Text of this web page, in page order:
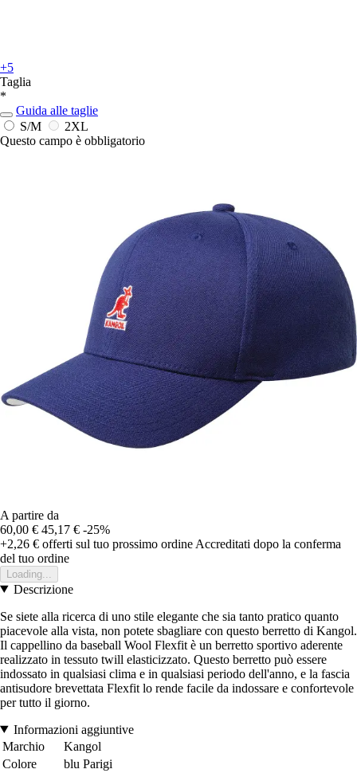
+5
Taglia
*
Guida alle taglie
S/M
2XL
Questo campo è obbligatorio
A partire da
60,00 € 45,17 € -25%
+2,26 € offerti sul tuo prossimo ordine Accreditati dopo la conferma
del tuo ordine
Loading...
Descrizione
Se siete alla ricerca di uno stile elegante che sia tanto pratico quanto
piacevole alla vista, non potete sbagliare con questo berretto di Kangol.
Il cappellino da baseball Wool Flexfit è un berretto sportivo aderente
realizzato in tessuto twill elasticizzato. Questo berretto può essere
indossato in qualsiasi clima e in qualsiasi periodo dell'anno, e la fascia
antisudore brevettata Flexfit lo rende facile da indossare e confortevole
per tutto il giorno.
Informazioni aggiuntive
Marchio
Kangol
Colore
blu Parigi